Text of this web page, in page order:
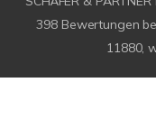
398 Bewertungen
11880,